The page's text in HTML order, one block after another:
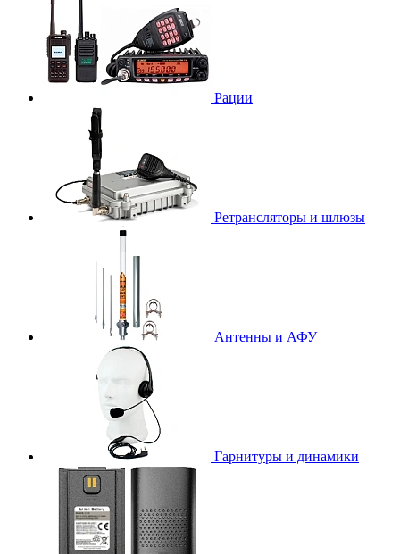
Рации
Ретрансляторы и шлюзы
Антенны и АФУ
Гарнитуры и динамики